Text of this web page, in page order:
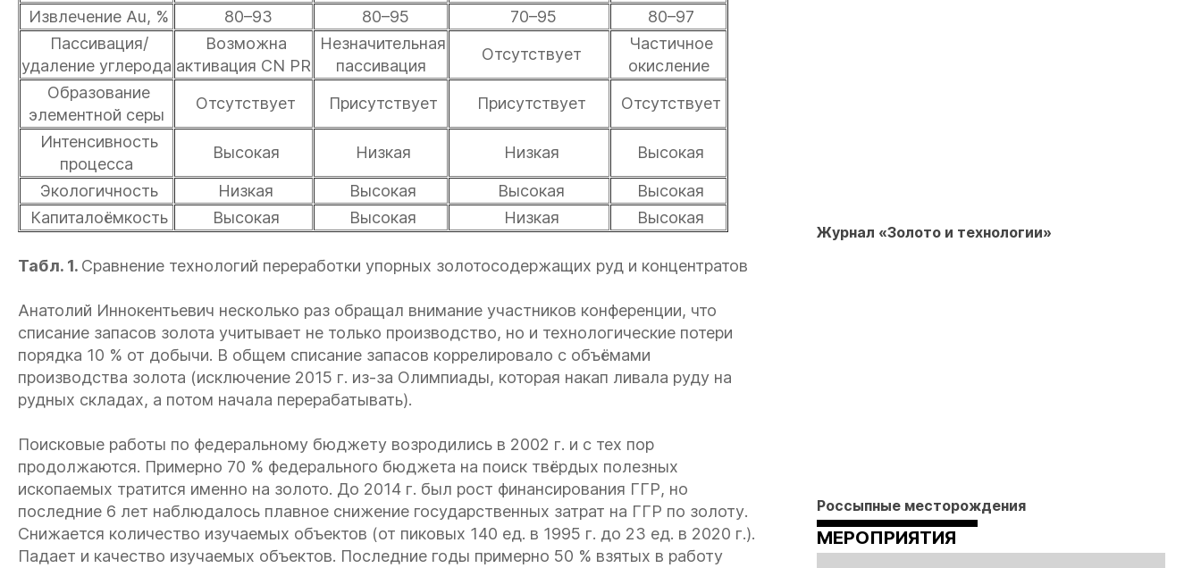
Извлечение Au, %
80–93 80–95 70–95
80–97
Пассивация/
удаление углерода
Возможна
активация CN PR
Незначительная
пассивация
Отсутствует
Частичное
окисление
Образование
элементной серы
Отсутствует Присутствует Присутствует Отсутствует
Интенсивность
процесса
Высокая Низкая Низкая Высокая
Экологичность Низкая Высокая Высокая
Высокая
Капиталоёмкость
Высокая Высокая Низкая Высокая
Табл. 1. Сравнение технологий переработки упорных золотосодержащих руд и концентратов
Анатолий Иннокентьевич несколько раз обращал внимание участников конференции, что
списание запасов золота учитывает не только производство, но и технологические потери
порядка 10 % от добычи. В общем списание запасов коррелировало с объёмами
производства золота (исключение 2015 г. из-за Олимпиады, которая накап ливала руду на
рудных складах, а потом начала перерабатывать).
Поисковые работы по федеральному бюджету возродились в 2002 г. и с тех пор
продолжаются. Примерно 70 % федерального бюджета на поиск твёрдых полезных
ископаемых тратится именно на золото. До 2014 г. был рост финансирования ГГР, но
последние 6 лет наблюдалось плавное снижение государственных затрат на ГГР по золоту.
Снижается количество изучаемых объектов (от пиковых 140 ед. в 1995 г. до 23 ед. в 2020 г.).
Падает и качество изучаемых объектов. Последние годы примерно 50 % взятых в работу
Журнал «Золото и технологии»
Россыпные месторождения
МЕРОПРИЯТИЯ